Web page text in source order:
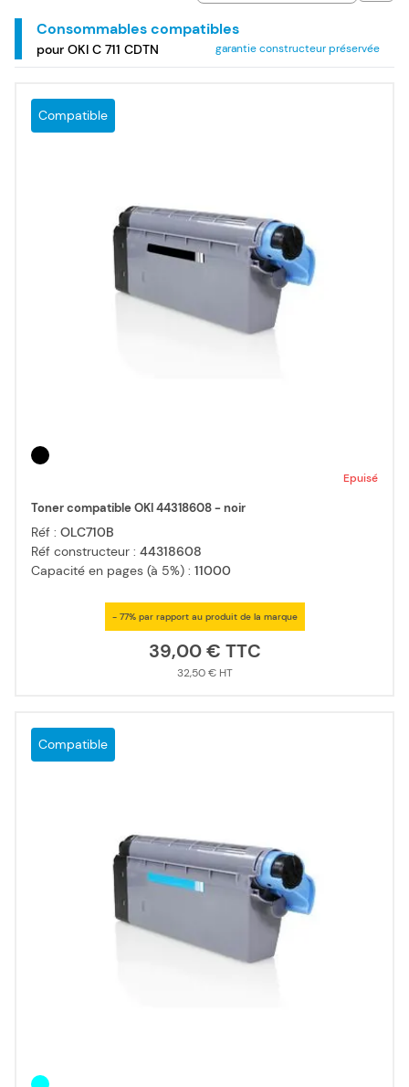
Consommables compatibles
garantie constructeur préservée
pour OKI C 711 CDTN
Compatible
Epuisé
Toner compatible OKI 44318608 - noir
Réf : OLC710B
Réf constructeur : 44318608
Capacité en pages (à 5%) : 11000
- 77% par rapport au produit de la marque
39,00 €
32,50 €
Compatible